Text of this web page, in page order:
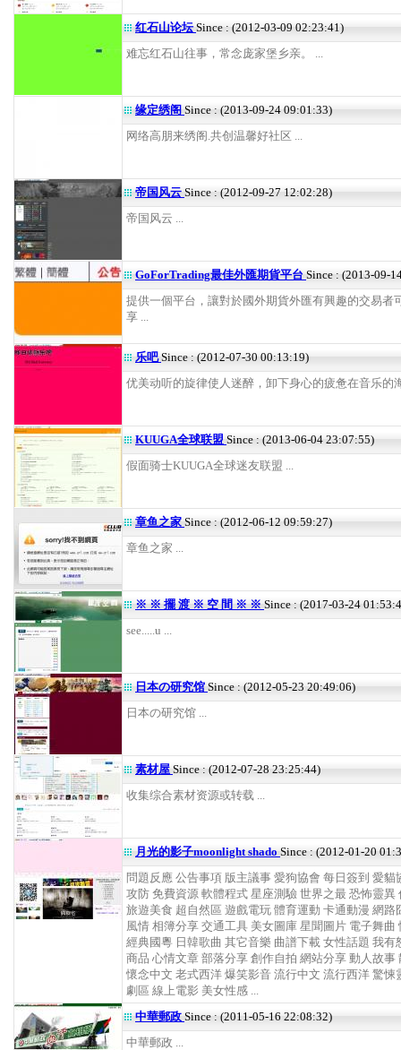
红石山论坛Since : (2012-03-09 02:23:41)
难忘红石山往事，常念庞家堡乡亲。 ...
缘定绣阁 Since : (2013-09-24 09:01:33)
网络高朋来绣阁.共创温馨好社区 ...
帝国风云 Since : (2012-09-27 12:02:28)
帝国风云 ...
GoForTrading最佳外匯期貨平台 Since : (2013-09-
提供一個平台，讓對於國外期貨外匯有興趣的交易者
享 ...
乐吧Since : (2012-07-30 00:13:19)
优美动听的旋律使人迷醉，卸下身心的疲惫在音乐的
KUUGA全球联盟 Since : (2013-06-04 23:07:55)
假面骑士KUUGA全球迷友联盟 ...
章鱼之家Since : (2012-06-12 09:59:27)
章鱼之家 ...
※ ※ 擺 渡 ※ 空 間 ※ ※ Since : (2017-03-24
see.....u ...
日本の研究馆 Since : (2012-05-23 20:49:06)
日本の研究馆 ...
素材屋 Since : (2012-07-28 23:25:44)
收集综合素材资源或转载 ...
月光的影子moonlight shado Since : (2012-01-20
問題反應 公告事項 版主議事 愛狗協會 每日簽到 愛貓
攻防 免費資源 軟體程式 星座測驗 世界之最 恐怖靈異
旅遊美食 超自然區 遊戲電玩 體育運動 卡通動漫 網路
風情 相簿分享 交通工具 美女圖庫 星聞圖片 電子舞曲
經典國粵 日韓歌曲 其它音樂 曲譜下載 女性話題 我有
商品 心情文章 部落分享 創作自拍 網站分享 動人故事
懷念中文 老式西洋 爆笑影音 流行中文 流行西洋 驚悚
劇區 線上電影 美女性感 ...
中華郵政 Since : (2011-05-16 22:08:32)
中華郵政 ...